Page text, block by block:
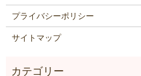
プライバシーポリシー
サイトマップ